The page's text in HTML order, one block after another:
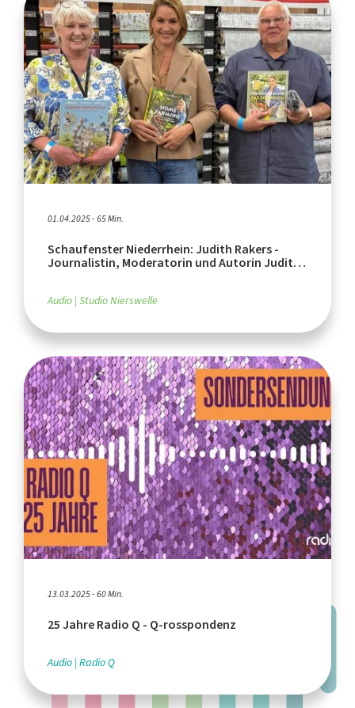
01.04.2025 - 65 Min.
Schaufenster Niederrhein: Judith Rakers -
Journalistin, Moderatorin und Autorin Judith
Audio Studio Nierswelle
13.03.2025 - 60 Min.
25 Jahre Radio Q - Q-rosspondenz
Audio Radio Q